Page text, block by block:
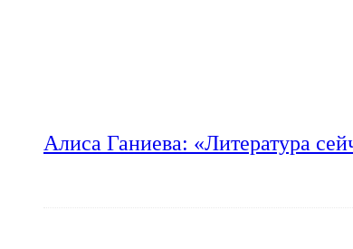
Алиса Ганиева: «Литература